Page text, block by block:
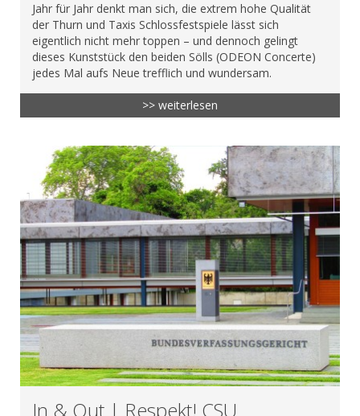
Jahr für Jahr denkt man sich, die extrem hohe Qualität
der Thurn und Taxis Schlossfestspiele lässt sich
eigentlich nicht mehr toppen – und dennoch gelingt
dieses Kunststück den beiden Sölls (ODEON Concerte)
jedes Mal aufs Neue trefflich und wundersam.
>> weiterlesen
In & Out | Respekt! CSU